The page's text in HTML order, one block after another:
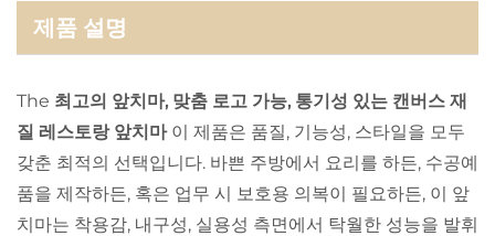
제품 설명
The 최고의 앞치마, 맞춤 로고 가능, 통기성 있는 캔버스 재
질 레스토랑 앞치마 이 제품은 품질, 기능성, 스타일을 모두
갖춘 최적의 선택입니다. 바쁜 주방에서 요리를 하든, 수공예
품을 제작하든, 혹은 업무 시 보호용 의복이 필요하든, 이 앞
치마는 착용감, 내구성, 실용성 측면에서 탁월한 성능을 발휘